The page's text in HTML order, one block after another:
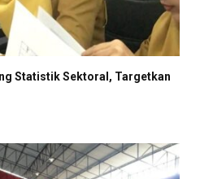
Statistik Sektoral, Targetkan